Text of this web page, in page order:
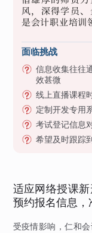
风，深得学员
是会计职业培训
面临挑战
信息收集往往
效甚微
线上直播课程
定制开发专用
考试登记信息
希望及时跟踪
适应网络授课
预约报名信息，
受疫情影响，仁和